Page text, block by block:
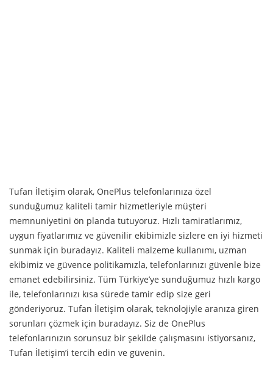
Tufan İletişim olarak, OnePlus telefonlarınıza özel
sunduğumuz kaliteli tamir hizmetleriyle müşteri
memnuniyetini ön planda tutuyoruz. Hızlı tamiratlarımız,
uygun fiyatlarımız ve güvenilir ekibimizle sizlere en iyi hizmeti
sunmak için buradayız. Kaliteli malzeme kullanımı, uzman
ekibimiz ve güvence politikamızla, telefonlarınızı güvenle bize
emanet edebilirsiniz. Tüm Türkiye’ye sunduğumuz hızlı kargo
ile, telefonlarınızı kısa sürede tamir edip size geri
gönderiyoruz. Tufan İletişim olarak, teknolojiyle aranıza giren
sorunları çözmek için buradayız. Siz de OnePlus
telefonlarınızın sorunsuz bir şekilde çalışmasını istiyorsanız,
Tufan İletişim’i tercih edin ve güvenin.